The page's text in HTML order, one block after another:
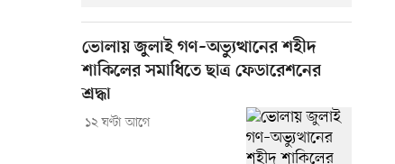
ভোলায় জুলাই গণ–অভ্যুত্থানের শহীদ
শাকিলের সমাধিতে ছাত্র ফেডারেশনের
শ্রদ্ধা
১২ ঘণ্টা আগে